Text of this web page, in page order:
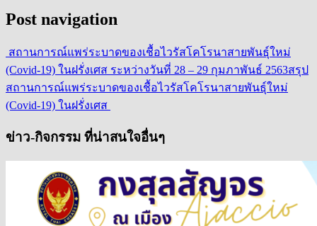
Post navigation
สถานการณ์แพร่ระบาดของเชื้อไวรัสโคโรนาสายพันธุ์ใหม่
(Covid-19) ในฝรั่งเศส ระหว่างวันที่ 28 – 29 กุมภาพันธ์ 2563สรุป
สถานการณ์แพร่ระบาดของเชื้อไวรัสโคโรนาสายพันธุ์ใหม่
(Covid-19) ในฝรั่งเศส
ข่าว-กิจกรรม ที่น่าสนใจอื่นๆ